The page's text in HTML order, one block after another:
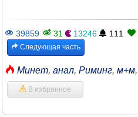
39859 31 13246 111
Следующая часть
Минет, анал, Риминг, м+м,
В избранное